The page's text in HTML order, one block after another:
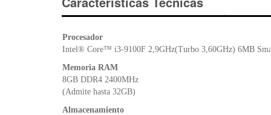
Procesador
Intel® Core™ i3-9100F 2,9GHz(Turbo 3,60GHz) 6MB
Memoria RAM
8GB DDR4 2400MHz
(Admite hasta 32GB)
Almacenamiento